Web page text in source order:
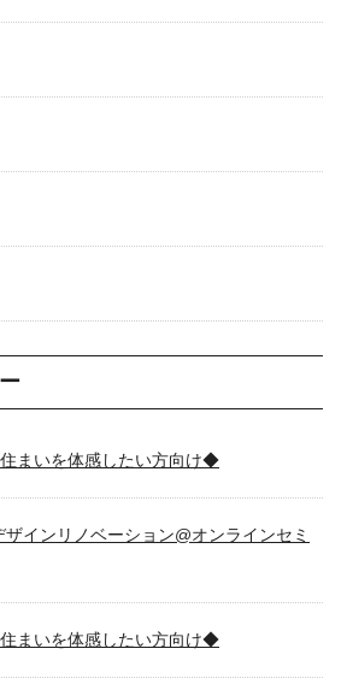
まいを体感したい方向け◆
インリノベーション@オンラインセミ
まいを体感したい方向け◆